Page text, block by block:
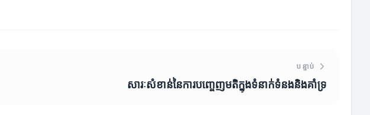
បន្ទាប់
សារៈសំខាន់នៃការបញ្ចេញមតិក្នុងទំនាក់ទំនងនិងគាំទ្រ